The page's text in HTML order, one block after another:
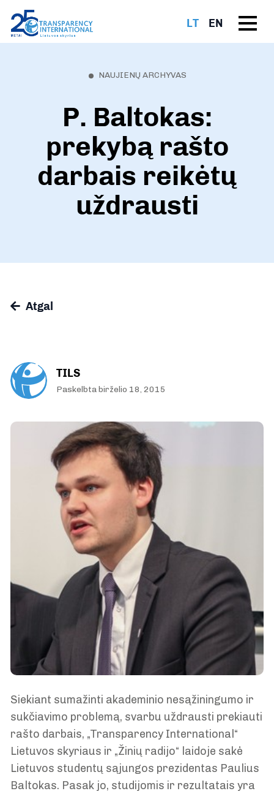
LT EN
NAUJIENŲ ARCHYVAS
P. Baltokas:
prekybą rašto
darbais reikėtų
uždrausti
Atgal
TILS
Paskelbta birželio 18, 2015
Siekiant sumažinti akademinio nesąžiningumo ir
sukčiavimo problemą, svarbu uždrausti prekiauti
rašto darbais, „Transparency International“
Lietuvos skyriaus ir „Žinių radijo“ laidoje sakė
Lietuvos studentų sąjungos prezidentas Paulius
Baltokas. Pasak jo, studijomis ir rezultatais yra